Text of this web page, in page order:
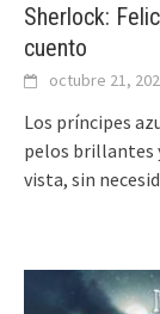
Sherlock:
cuento
octubre 21,
Los príncipes
pelos brillantes
vista, sin